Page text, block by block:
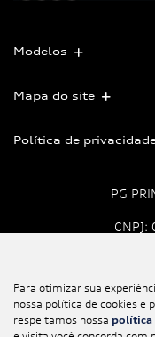
Modelos
Mapa do site
Política de
PG
No trânsito,
outro salva
Para otimizar sua
nossa política de cookies e
respeitamos nossa política